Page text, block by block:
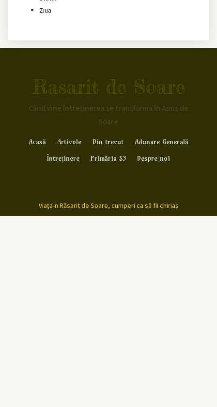
Ziua
Rasarit de Soare
Când vine întreținerea se transforma în Apus de
Soare
Acasă Articole Din trecut
Adunare Generală
Întreținere
Primăria S3 Despre noi
Viața-n Răsarit de Soare, cumperi ca să fii chiriaș